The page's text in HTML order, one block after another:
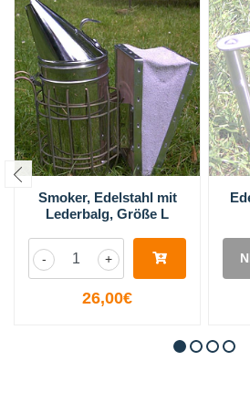
Smoker, Edelstahl mit
Lederbalg, Größe L
+
-
26,00€